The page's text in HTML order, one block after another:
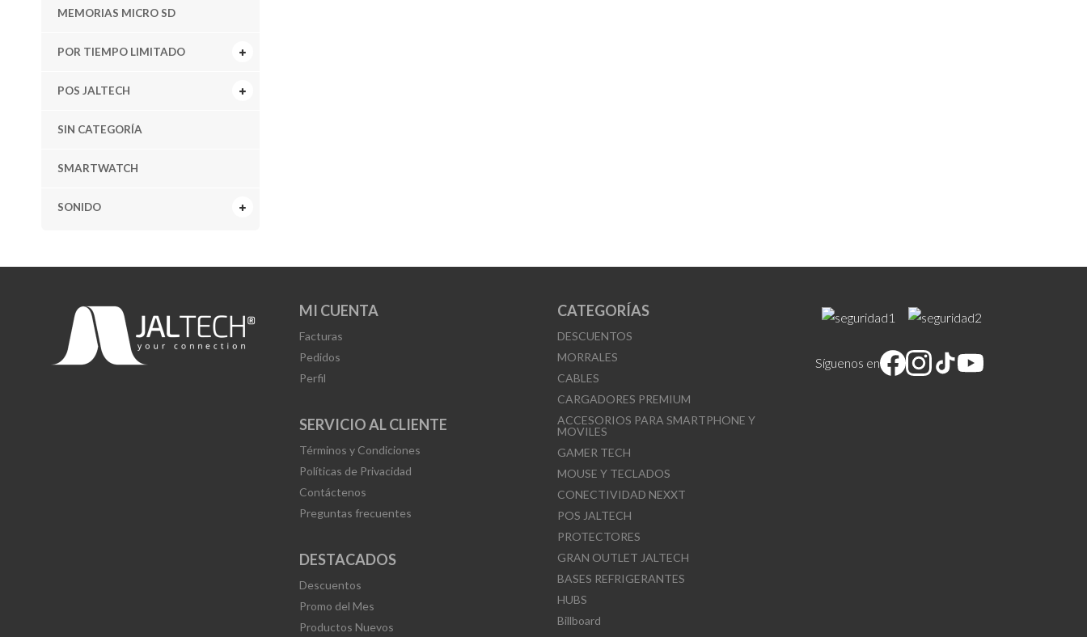
MEMORIAS MICRO SD
POR TIEMPO LIMITADO
POS JALTECH
SIN CATEGORÍA
SMARTWATCH
SONIDO
MI CUENTA
Facturas
Pedidos
Perfil
SERVICIO AL CLIENTE
Términos y Condiciones
Políticas de Privacidad
Contáctenos
Preguntas frecuentes
DESTACADOS
Descuentos
Promo del Mes
Productos Nuevos
CATEGORÍAS
DESCUENTOS
MORRALES
CABLES
CARGADORES PREMIUM
ACCESORIOS PARA SMARTPHONE Y
MOVILES
GAMER TECH
MOUSE Y TECLADOS
CONECTIVIDAD NEXXT
POS JALTECH
PROTECTORES
GRAN OUTLET JALTECH
BASES REFRIGERANTES
HUBS
Billboard
Síguenos en